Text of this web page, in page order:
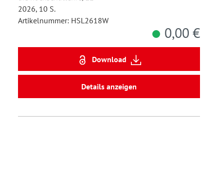
2026, 10 S.
Artikelnummer: HSL2618W
0,00 €
Download
Details anzeigen